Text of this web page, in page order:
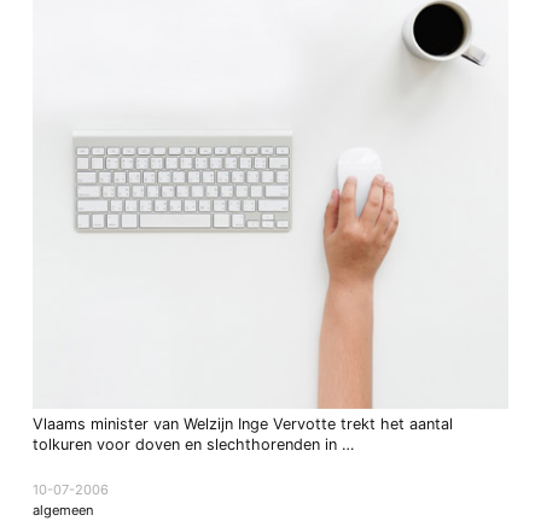
Vlaams minister van Welzijn Inge Vervotte trekt het aantal
tolkuren voor doven en slechthorenden in …
10-07-2006
algemeen